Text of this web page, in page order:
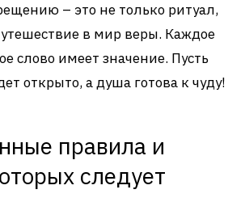
– это не только ритуал,
в мир веры. Каждое
слово имеет значение. Пусть
открыто, а душа готова к чуду!
правила и
следует